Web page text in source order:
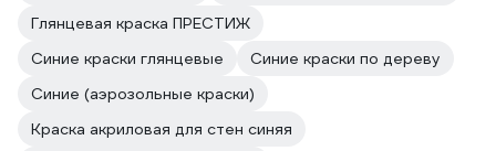
Глянцевая краска ПРЕСТИЖ
Синие краски глянцевые
Синие краски по дереву
Синие (аэрозольные краски)
Краска акриловая для стен синяя